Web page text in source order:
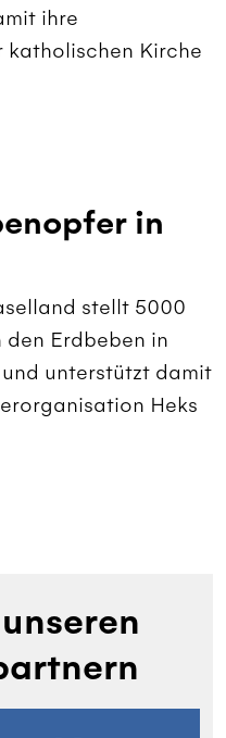
ihre
katholischen Kirche
in
stellt 5000
Erdbeben in
unterstützt damit
Heks